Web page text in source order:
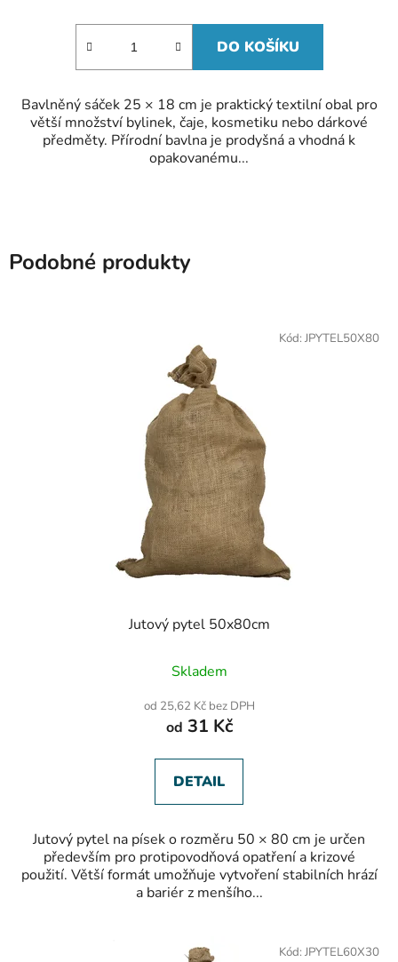
DO KOŠÍKU
Bavlněný sáček 25 × 18 cm je praktický textilní obal pro
větší množství bylinek, čaje, kosmetiku nebo dárkové
předměty. Přírodní bavlna je prodyšná a vhodná k
opakovanému...
Podobné produkty
Jutový pytel 50x80cm
Skladem
od 25,62 Kč bez DPH
od 31 Kč
DETAIL
Jutový pytel na písek o rozměru 50 × 80 cm je určen
především pro protipovodňová opatření a krizové
použití. Větší formát umožňuje vytvoření stabilních hrází
a bariér z menšího...
Kód: JPYTEL50X80
Kód: JPYTEL60X30